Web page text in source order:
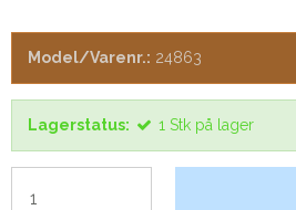
Model/Varenr.: 24863
Lagerstatus: 1 Stk på lager